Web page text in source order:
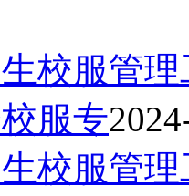
校服管
服专
校服管